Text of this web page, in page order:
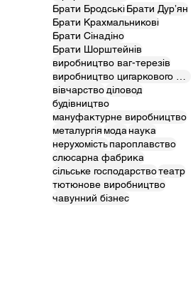
Брати Бродські Брати Дурʼян
Брати Крахмальникові
Брати Сінадіно
Брати Шорштейнів
виробництво ваг-терезів
вівчарство діловод
будівництво
мануфактурне виробництво
металургіямоданаука
нерухомістьпароплавство
слюсарна фабрика
сільське господарствотеатр
тютюнове виробництво
чавунний бізнес